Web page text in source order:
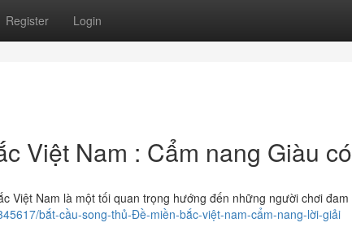
Register Login
Việt Nam : Cẩm nang Giàu có
Việt Nam là một tối quan trọng hướng đến những người chơi đam
bắt-cầu-song-thủ-Đề-miền-bắc-việt-nam-cẩm-nang-lời-giải